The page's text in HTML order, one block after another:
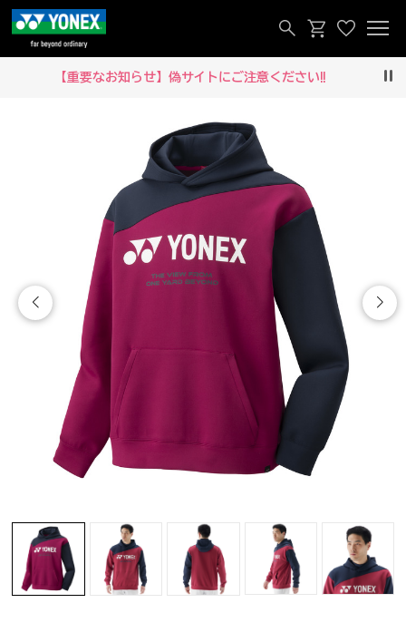
【重要なお知らせ】偽サイトにご注意ください‼